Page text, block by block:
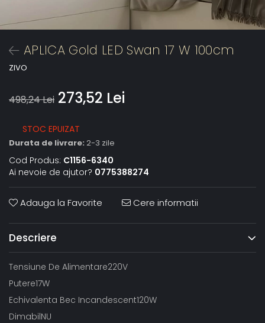
APLICA Gold LED Swan 17 W 100cm
ZIVO
498,24 Lei 273,52 Lei
STOC EPUIZAT
Durata de livrare: 2-3 zile
Cod Produs: C1156-6340
Ai nevoie de ajutor? 0775388274
Adauga la Favorite Cere informatii
Descriere
Tensiune De Alimentare220V
Putere17W
Echivalenta Bec Incandescent120W
DimabilNU